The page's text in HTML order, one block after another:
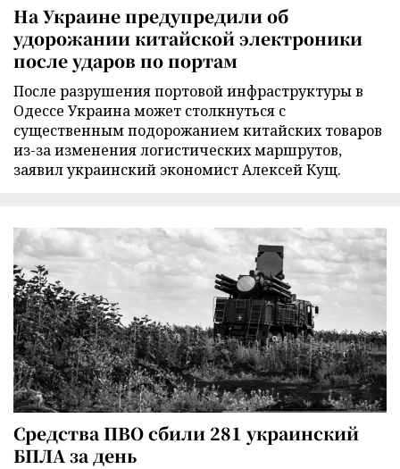
На Украине предупредили об
удорожании китайской электроники
после ударов по портам
После разрушения портовой инфраструктуры в
Одессе Украина может столкнуться с
существенным подорожанием китайских товаров
из-за изменения логистических маршрутов,
заявил украинский экономист Алексей Кущ.
Средства ПВО сбили 281 украинский
БПЛА за день